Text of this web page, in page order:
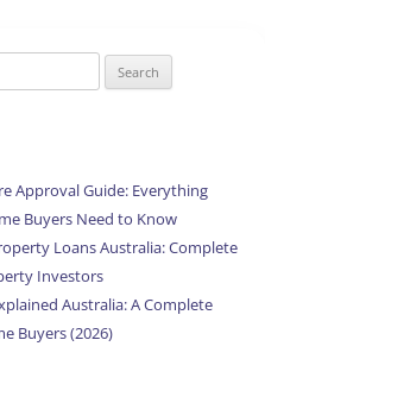
Approval Guide: Everything
Buyers Need to Know
Loans Australia: Complete
Investors
Australia: A Complete
Buyers (2026)